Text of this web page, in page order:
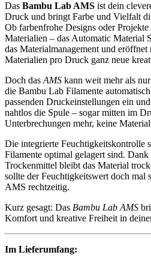
Das Bambu Lab AMS ist dein
Druck und bringt Farbe und Vielfalt
Ob farbenfrohe Designs oder Projekte
Materialien – das Automatic Material
das Materialmanagement und
Materialien pro Druck ganz neue
Doch das AMS kann weit mehr als
die Bambu Lab Filamente
passenden Druckeinstellungen ein
nahtlos die Spule – sogar mitten im
Unterbrechungen mehr, keine
Die integrierte Feuchtigkeitskontrolle
Filamente optimal gelagert sind.
Trockenmittel bleibt das Material
sollte der Feuchtigkeitswert doch mal
AMS rechtzeitig.
Kurz gesagt: Das Bambu Lab AMS
Komfort und kreative Freiheit in
Im Lieferumfang: